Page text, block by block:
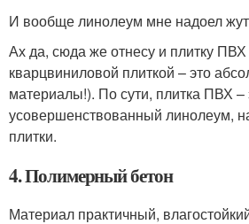
И вообще линолеум мне надоел
Ах да, сюда же отнесу и плитку ПВХ
кварцвиниловой плиткой – это
материалы!). По сути, плитка ПВХ –
усовершенствованный линолеум,
плитки.
4. Полимерный бетон
Материал практичный,